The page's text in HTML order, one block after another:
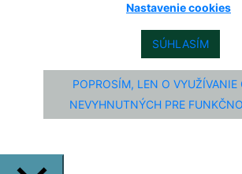
Nastavenie cookies
SÚHLASÍM
POPROSÍM, LEN O VYUŽÍVANIE
NEVYHNUTNÝCH PRE